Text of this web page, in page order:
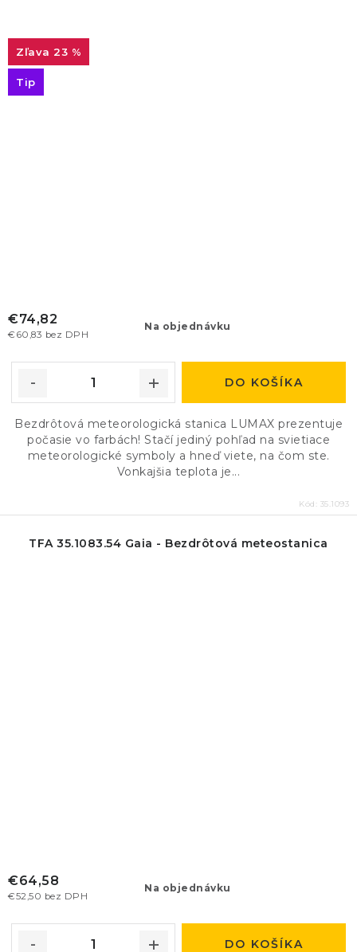
23 %
Tip
Na objednávku
€60,83 bez DPH
€74,82
DO KOŠÍKA
Bezdrôtová meteorologická stanica LUMAX prezentuje
počasie vo farbách! Stačí jediný pohľad na svietiace
meteorologické symboly a hneď viete, na čom ste.
Vonkajšia teplota je...
Kód: 35.1093
TFA 35.1083.54 Gaia - Bezdrôtová meteostanica
Na objednávku
€52,50 bez DPH
€64,58
DO KOŠÍKA